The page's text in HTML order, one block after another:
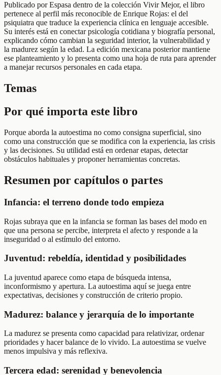
Publicado por Espasa dentro de la colección Vivir Mejor, el libro
pertenece al perfil más reconocible de Enrique Rojas: el del
psiquiatra que traduce la experiencia clínica en lenguaje accesible.
Su interés está en conectar psicología cotidiana y biografía personal,
explicando cómo cambian la seguridad interior, la vulnerabilidad y
la madurez según la edad. La edición mexicana posterior mantiene
ese planteamiento y lo presenta como una hoja de ruta para aprender
a manejar recursos personales en cada etapa.
Temas
Por qué importa este libro
Porque aborda la autoestima no como consigna superficial, sino
como una construcción que se modifica con la experiencia, las crisis
y las decisiones. Su utilidad está en ordenar etapas, detectar
obstáculos habituales y proponer herramientas concretas.
Resumen por capítulos o partes
Infancia: el terreno donde todo empieza
Rojas subraya que en la infancia se forman las bases del modo en
que una persona se percibe, interpreta el afecto y responde a la
inseguridad o al estímulo del entorno.
Juventud: rebeldía, identidad y posibilidades
La juventud aparece como etapa de búsqueda intensa,
inconformismo y apertura. La autoestima aquí se juega entre
expectativas, decisiones y construcción de criterio propio.
Madurez: balance y jerarquía de lo importante
La madurez se presenta como capacidad para relativizar, ordenar
prioridades y hacer balance de lo vivido. La autoestima se vuelve
menos impulsiva y más reflexiva.
Tercera edad: serenidad y benevolencia